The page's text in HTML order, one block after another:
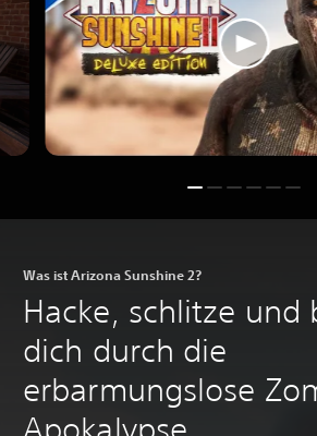
Was ist Arizona Sunshine 2?
Hacke, schlitze und
dich durch die
erbarmungslose